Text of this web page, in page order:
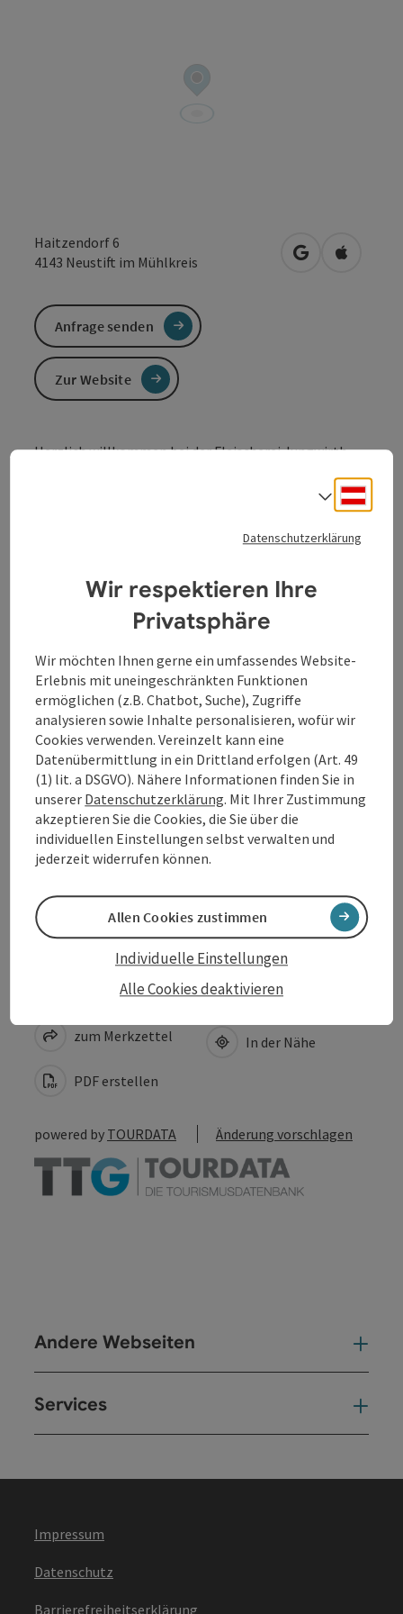
Haitzendorf 6
4143 Neustift im Mühlkreis in Googlein Apple
Herzlich willkommen bei der Fleischerei Jungwirth.
Würsten, Frischfleischproduktion und Direktverkauf
Kontakt
Öffnungszeiten
Anreise/Lage
Preise
Eignung
Anfrage senden
Zur Website
Beitrag merken
zum Merkzettel
PDF erstellen
Beitrag drucken
In der Nähe
powered by TOURDATA Änderung vorschlagen
Andere Webseiten
Services
Impressum
Datenschutz
Barrierefreiheitserklärung
Datenschutzerklärung
Wir respektieren Ihre
Privatsphäre
Wir möchten Ihnen gerne ein umfassendes Website-
Erlebnis mit uneingeschränkten Funktionen
ermöglichen (z.B. Chatbot, Suche), Zugriffe
analysieren sowie Inhalte personalisieren, wofür wir
Cookies verwenden. Vereinzelt kann eine
Datenübermittlung in ein Drittland erfolgen (Art. 49
(1) lit. a DSGVO). Nähere Informationen finden Sie in
unserer Datenschutzerklärung. Mit Ihrer Zustimmung
akzeptieren Sie die Cookies, die Sie über die
individuellen Einstellungen selbst verwalten und
jederzeit widerrufen können.
Alle Cookies deaktivieren
Individuelle Einstellungen
Allen Cookies zustimmen